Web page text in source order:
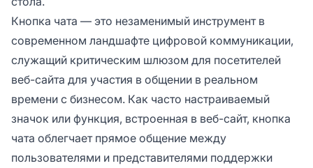
Кнопка чата — это незаменимый инструмент в
современном ландшафте цифровой коммуникации,
служащий критическим шлюзом для посетителей
веб-сайта для участия в общении в реальном
времени с бизнесом. Как часто настраиваемый
значок или функция, встроенная в веб-сайт, кнопка
чата облегчает прямое общение между
пользователями и представителями поддержки